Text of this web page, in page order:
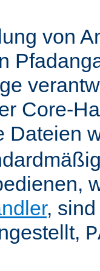
von
Core-
Dateien
,